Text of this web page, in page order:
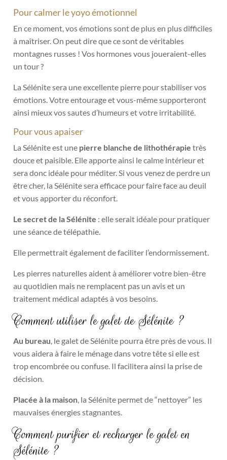
Pour calmer le yoyo émotionnel
En ce moment, vos émotions sont de plus en plus difficiles
à maîtriser. On peut dire que ce sont de véritables
montagnes russes ! Vos hormones vous joueraient-elles
un tour ?
La Sélénite sera une excellente pierre pour stabiliser vos
émotions. Votre entourage et vous-même supporteront
ainsi mieux vos sautes d’humeurs et votre irritabilité.
Pour vous apaiser
La Sélénite est une pierre blanche de lithothérapie très
douce et paisible. Elle apporte ainsi le calme intérieur et
sera donc idéale pour méditer. Si vous venez de perdre un
être cher, la Sélénite sera efficace pour faire face au deuil
et vous apporter du réconfort.
Le secret de la Sélénite : elle serait idéale pour pratiquer
une séance de télépathie.
Elle permettrait également de faciliter l’endormissement.
Les pierres naturelles aident à améliorer votre bien-être
au quotidien mais ne remplacent pas un avis et un
traitement médical adaptés à vos besoins.
Comment utiliser le galet de Sélénite ?
Au bureau , le galet de Sélénite pourra être près de vous. Il
vous aidera à faire le ménage dans votre tête si elle est
trop encombrée ou confuse. Il facilitera ainsi la prise de
décision.
Placée à la maison , la Sélénite permet de “nettoyer” les
mauvaises énergies stagnantes.
Comment purifier et recharger le galet en
Sélénite ?